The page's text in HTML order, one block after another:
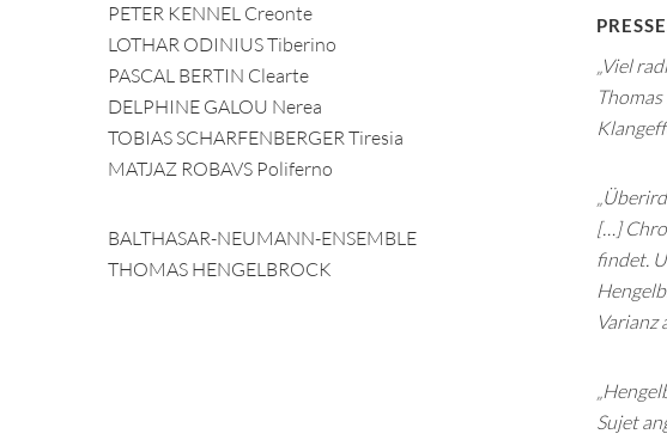
PETER KENNEL Creonte
LOTHAR ODINIUS Tiberino
PASCAL BERTIN Clearte
DELPHINE GALOU Nerea
TOBIAS SCHARFENBERGER Tiresia
MATJAZ ROBAVS Poliferno
BALTHASAR-NEUMANN-ENSEMBLE
THOMAS HENGELBROCK
„Viel
[…]
findet.
Varianz
Sujet